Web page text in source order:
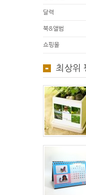
달력
북&앨범
쇼핑몰
최상위